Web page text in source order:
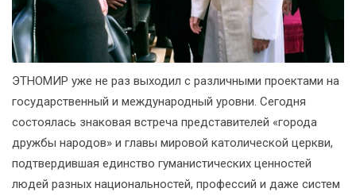
ЭТНОМИР уже не раз выходил с различными проектами на
государственный и международный уровни. Сегодня
состоялась знаковая встреча представителей «города
дружбы народов» и главы мировой католической церкви,
подтвердившая единство гуманистических ценностей
людей разных национальностей, профессий и даже систем